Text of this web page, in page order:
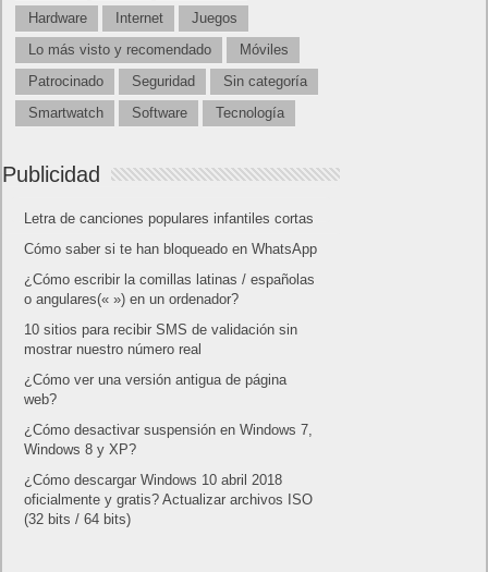
Hardware Internet
Juegos
Lo más visto y recomendado
Móviles
Patrocinado
Seguridad
Sin categoría
Smartwatch
Software Tecnología
Publicidad
Letra de canciones populares infantiles cortas
Cómo saber si te han bloqueado en WhatsApp
¿Cómo escribir la comillas latinas / españolas
o angulares(« ») en un ordenador?
10 sitios para recibir SMS de validación sin
mostrar nuestro número real
¿Cómo ver una versión antigua de página
web?
¿Cómo desactivar suspensión en Windows 7,
Windows 8 y XP?
¿Cómo descargar Windows 10 abril 2018
oficialmente y gratis? Actualizar archivos ISO
(32 bits / 64 bits)